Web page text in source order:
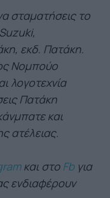
σταματήσεις το
εκδ. Πατάκη.
Νομπούο
λογοτεχνία
Πατάκη
και
ατέλειας.
και στο Fb για
ενδιαφέρουν